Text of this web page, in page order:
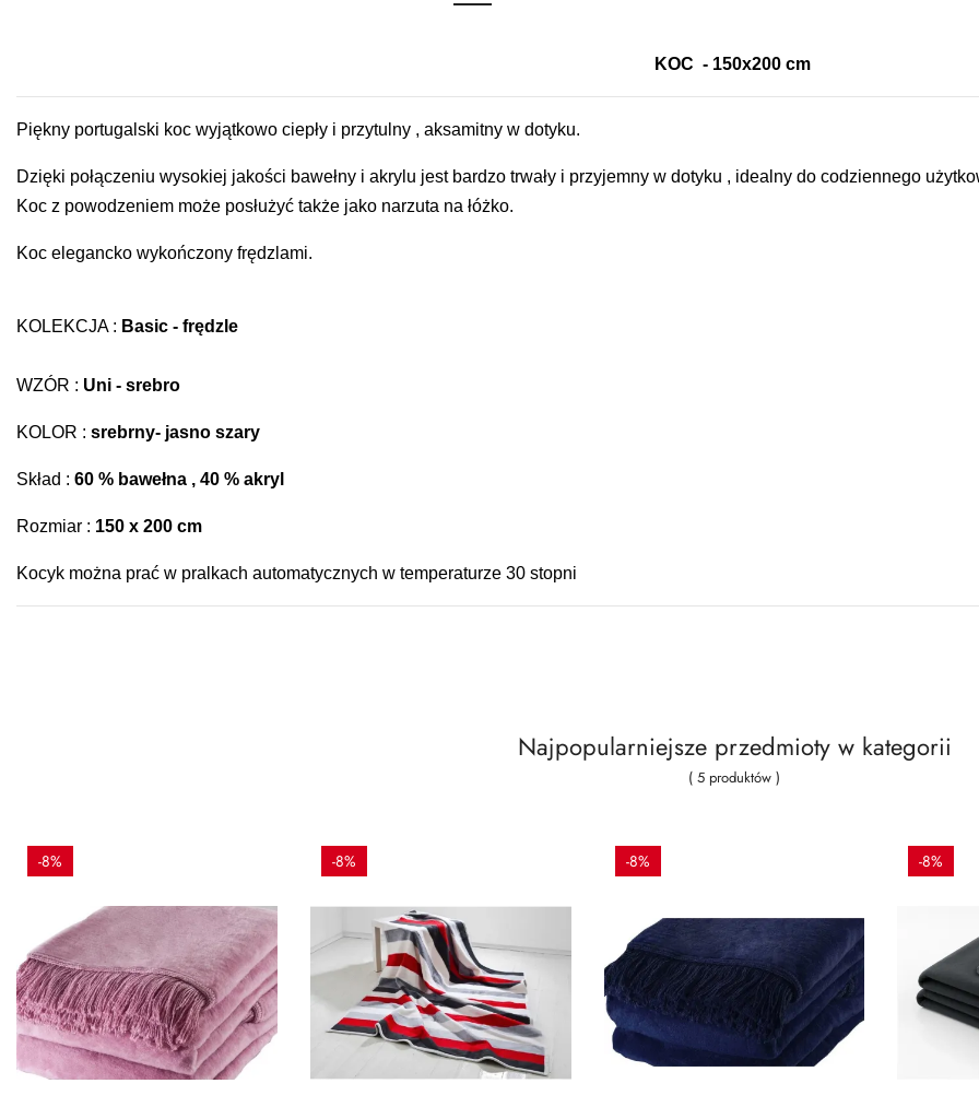
KOC - 150x200 cm
Piękny portugalski koc wyjątkowo ciepły i przytulny , aksamitny w dotyku.
Dzięki połączeniu wysokiej jakości bawełny i akrylu jest bardzo trwały i przyjemny w dotyku , idealny do codziennego
Koc z powodzeniem może posłużyć także jako narzuta na łóżko.
Koc elegancko wykończony frędzlami.
KOLEKCJA : Basic - frędzle
WZÓR : Uni - srebro
KOLOR : srebrny- jasno szary
Skład : 60 % bawełna , 40 % akryl
Rozmiar : 150 x 200 cm
Kocyk można prać w pralkach automatycznych w temperaturze 30 stopni
Najpopularniejsze przedmioty w kategorii
( 5 produktów )
-8% -8% -8% -8%